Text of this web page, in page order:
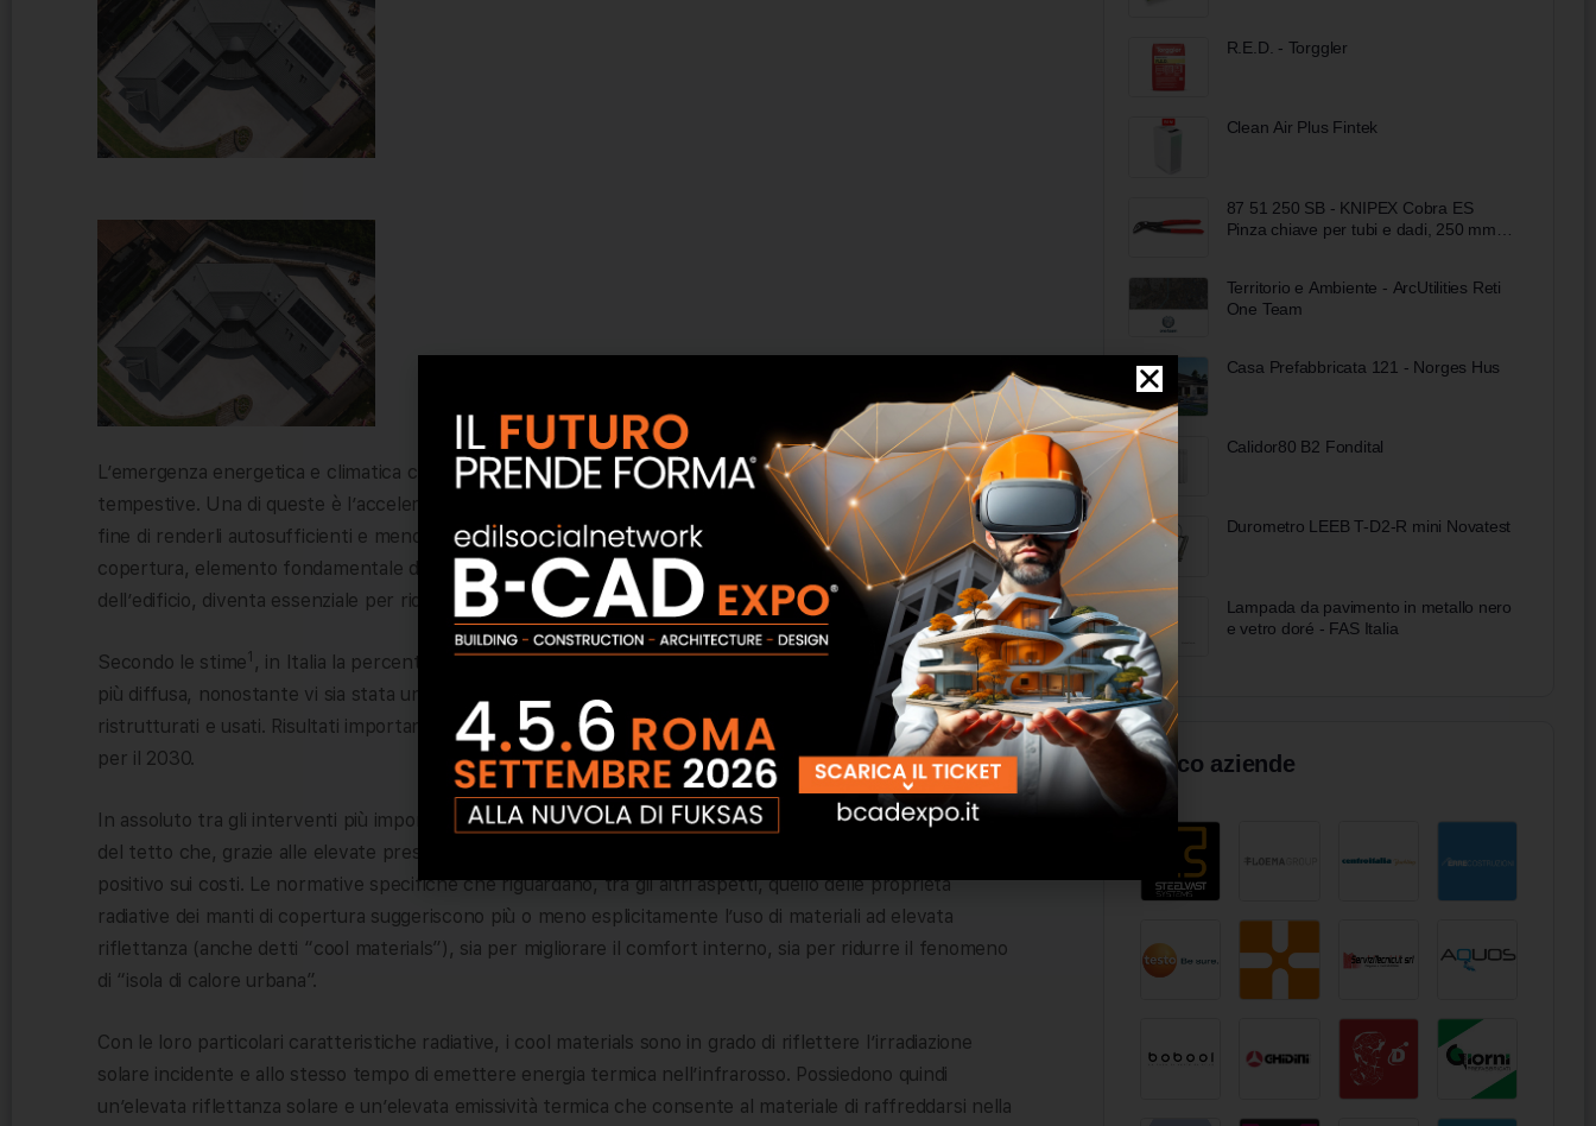
L’emergenza energetica e climatica che stiamo vivendo impone la ricerca di soluzioni concrete e
tempestive. Una di queste è l’accelerazione del processo di realizzazione e trasformazione degli edifici al
fine di renderli autosufficienti e meno energivori, soprattutto in Italia. Ecco che intervenire sulla
copertura, elemento fondamentale di ogni costruzione per la sua funzione strutturale e protettiva
dell’edificio, diventa essenziale per ridurre i consumi e affrontare il caro bollette.
Secondo le stime1 , in Italia la percentuale di immobili appartenenti alla classe energetica G risulta ancora la
più diffusa, nonostante vi sia stata una parziale accelerazione della qualità energetica degli immobili
ristrutturati e usati. Risultati importanti ma ancora ben distanti dagli obiettivi fissati dall’Unione Europea
per il 2030.
In assoluto tra gli interventi più importanti per ridurre l’impatto energetico degli edifici vi è il rifacimento
del tetto che, grazie alle elevate prestazioni tecniche dei sistemi di copertura, può avere un impatto
positivo sui costi. Le normative specifiche che riguardano, tra gli altri aspetti, quello delle proprietà
radiative dei manti di copertura suggeriscono più o meno esplicitamente l’uso di materiali ad elevata
riflettanza (anche detti “cool materials”), sia per migliorare il comfort interno, sia per ridurre il fenomeno
di “isola di calore urbana”.
Con le loro particolari caratteristiche radiative, i cool materials sono in grado di riflettere l’irradiazione
solare incidente e allo stesso tempo di emettere energia termica nell’infrarosso. Possiedono quindi
un’elevata riflettanza solare e un’elevata emissività termica che consente al materiale di raffreddarsi nella
R.E.D. - Torggler
Clean Air Plus Fintek
87 51 250 SB - KNIPEX Cobra ES
Pinza chiave per tubi e dadi, 250 mm
Territorio e Ambiente - ArcUtilities Reti
One Team
Casa Prefabbricata 121 - Norges Hus
Calidor80 B2 Fondital
Durometro LEEB T-D2-R mini Novatest
Lampada da pavimento in metallo nero
e vetro doré - FAS Italia
Elenco aziende